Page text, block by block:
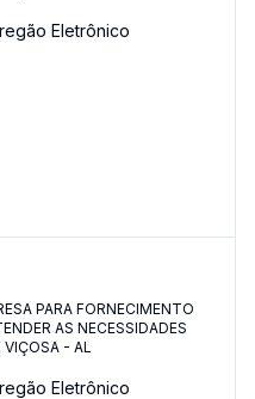
Eletrônico
PARA FORNECIMENTO
AS NECESSIDADES
VIÇOSA - AL
Eletrônico